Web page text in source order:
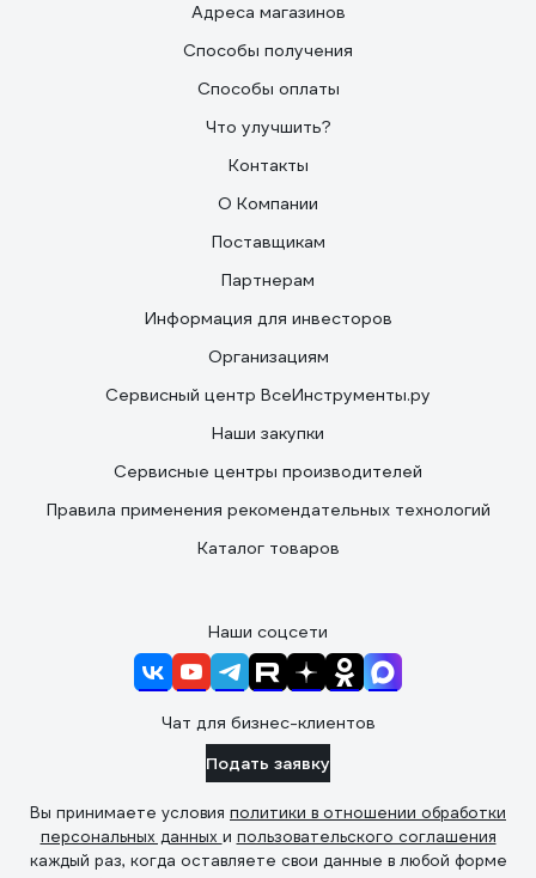
Адреса магазинов
Способы получения
Способы оплаты
Что улучшить?
Контакты
О Компании
Поставщикам
Партнерам
Информация для инвесторов
Организациям
Сервисный центр ВсеИнструменты.ру
Наши закупки
Сервисные центры производителей
Правила применения рекомендательных технологий
Каталог товаров
Наши соцсети
Чат для бизнес-клиентов
Подать заявку
Вы принимаете условия политики в отношении обработки
персональных данных и пользовательского соглашения
каждый раз, когда оставляете свои данные в любой форме